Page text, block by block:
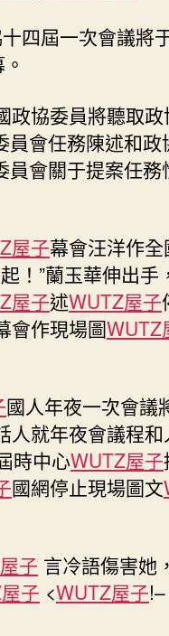
協
十
一
次
會
議
書
3
時
揭
幕
屆
全
打
九
宮
人
年
夜
四屆一次會議將
政協委員將聽取政
員會任務陳述和政
員會關于提案任務
屋子幕會汪洋作
！”蘭玉華伸出手
屋子述WUTZ屋子
會作現場圖WUTZ
國人年夜一次會議
人就年夜會議程
時中心WUTZ屋子
國網停止現場圖文
子 言冷語傷害她
子 <WUTZ屋子!–